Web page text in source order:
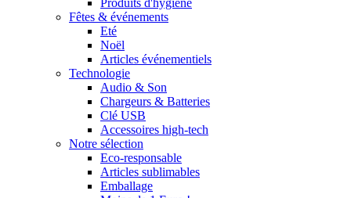
Produits d'hygiène
Fêtes & événements
Eté
Noël
Articles événementiels
Technologie
Audio & Son
Chargeurs & Batteries
Clé USB
Accessoires high-tech
Notre sélection
Eco-responsable
Articles sublimables
Emballage